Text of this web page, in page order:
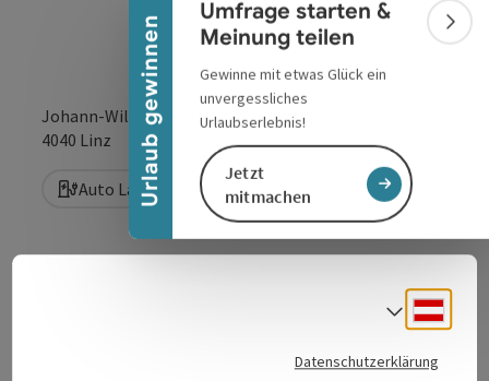
Urlaub gewinnen
Umfrage starten &
Meinung teilen
Gewinne mit etwas Glück ein
unvergessliches
Urlaubserlebnis!
Jetzt
mitmachen
Johann-Wilhelm-Klein-Straße 12
4040 Linz in Google
Auto Ladestation
Datenschutzerklärung